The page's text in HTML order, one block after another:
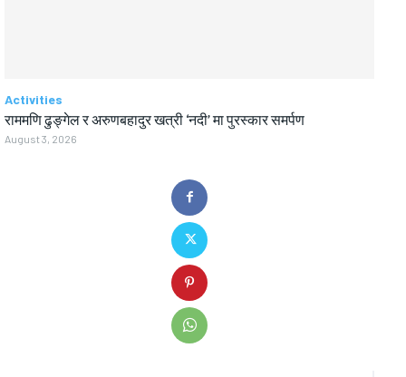
Activities
राममणि ढुङ्गेल र अरुणबहादुर खत्री ‘नदी’ मा पुरस्कार समर्पण
August 3, 2026